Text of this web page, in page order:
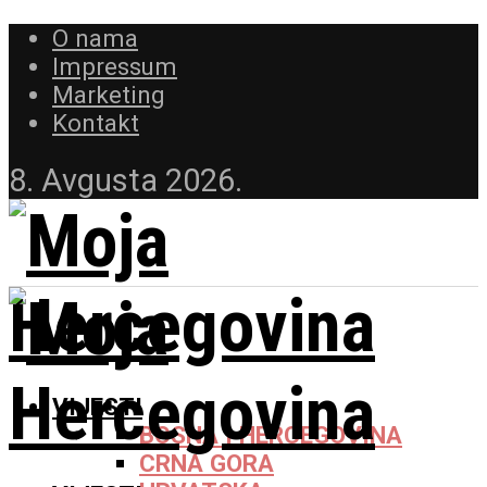
O nama
Impressum
Marketing
Kontakt
8. Avgusta 2026.
VIJESTI
BOSNA I HERCEGOVINA
CRNA GORA